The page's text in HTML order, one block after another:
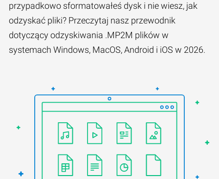
przypadkowo sformatowałeś dysk i nie wiesz, jak
odzyskać pliki? Przeczytaj nasz przewodnik
dotyczący odzyskiwania .MP2M plików w
systemach Windows, MacOS, Android i iOS w 2026.